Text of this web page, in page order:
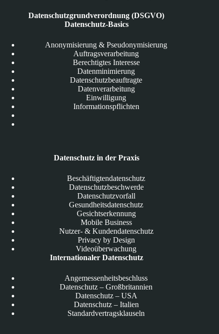
Datenschutzgrundverordnung (DSGVO)
Datenschutz-Basics
Anonymisierung & Pseudonymisierung
Auftragsverarbeitung
Berechtigtes Interesse
Datenminimierung
Datenschutzbeauftragte
Datenverarbeitung
Einwilligung
Informationspflichten
Datenschutz in der Praxis
Beschäftigtendatenschutz
Datenschutzbeschwerde
Datenschutzvorfall
Gesundheitsdatenschutz
Gesichtserkennung
Mobile Business
Nutzer- & Kundendatenschutz
Privacy by Design
Videoüberwachung
Internationaler Datenschutz
Angemessenheitsbeschluss
Datenschutz – Großbritannien
Datenschutz – USA
Datenschutz – Italien
Standardvertragsklauseln